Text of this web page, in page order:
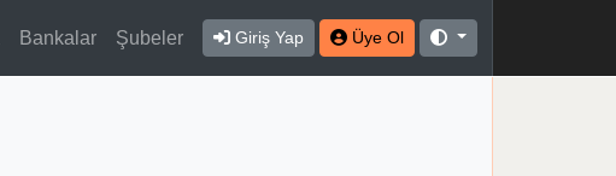
Bankalar Şubeler Giriş Yap Üye Ol